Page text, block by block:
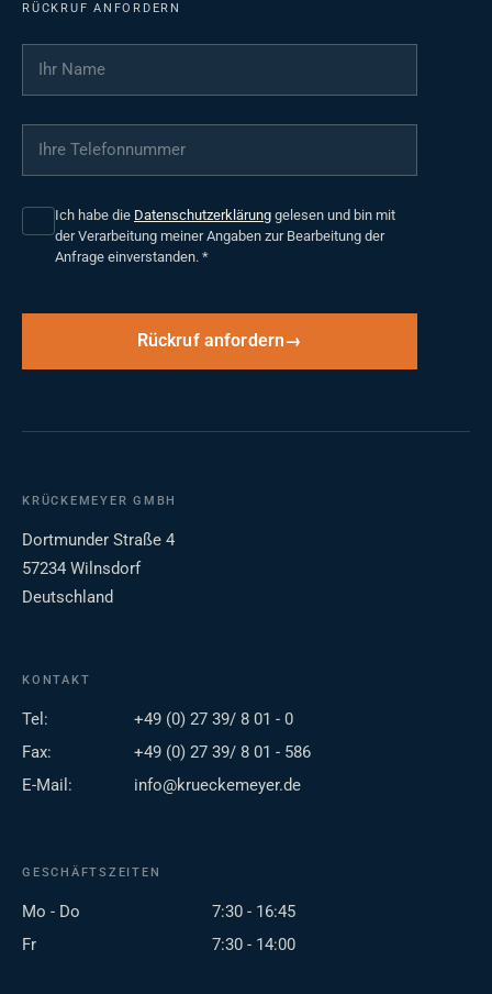
RÜCKRUF ANFORDERN
Ihr Name
Ihre Telefonnummer
Ich habe die Datenschutzerklärung gelesen und bin mit
der Verarbeitung meiner Angaben zur Bearbeitung der
Anfrage einverstanden. *
Rückruf anfordern
KRÜCKEMEYER GMBH
Dortmunder Straße 4
57234 Wilnsdorf
Deutschland
KONTAKT
Tel:
+49 (0) 27 39/ 8 01 - 0
Fax:
+49 (0) 27 39/ 8 01 - 586
E-Mail:
info@krueckemeyer.de
GESCHÄFTSZEITEN
Mo - Do
7:30 - 16:45
Fr
7:30 - 14:00